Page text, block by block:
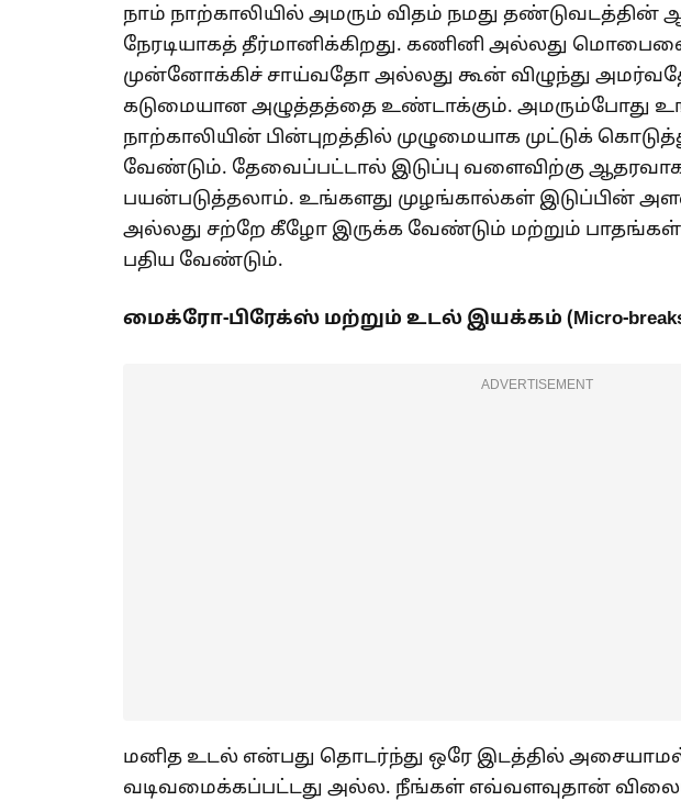
நாம் நாற்காலியில் அமரும் விதம் நமது
நேரடியாகத் தீர்மானிக்கிறது. கணினி அல்லது
முன்னோக்கிச் சாய்வதோ அல்லது கூன் விழுந்து
கடுமையான அழுத்தத்தை உண்டாக்கும். அமரும்போது
நாற்காலியின் பின்புறத்தில் முழுமையாக முட்டுக்
வேண்டும். தேவைப்பட்டால் இடுப்பு வளைவிற்கு ஆதரவாக
பயன்படுத்தலாம். உங்களது முழங்கால்கள் இடுப்பின்
அல்லது சற்றே கீழோ இருக்க வேண்டும் மற்றும்
பதிய வேண்டும்.
மைக்ரோ-பிரேக்ஸ் மற்றும் உடல் இயக்கம் (Micro-breaks
ADVERTISEMENT
மனித உடல் என்பது தொடர்ந்து ஒரே இடத்தில்
வடிவமைக்கப்பட்டது அல்ல. நீங்கள் எவ்வளவுதான்